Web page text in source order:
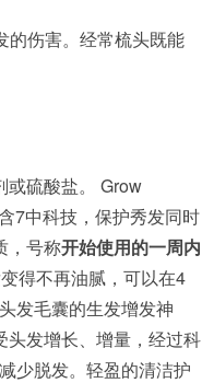
的伤害。经常梳头既能
或硫酸盐。 Grow
7中科技，保护秀发同时
，号称开始使用的一周内
得不再油腻，可以在4
发毛囊的生发增发神
头发增长、增量，经过科
少脱发。轻盈的清洁护